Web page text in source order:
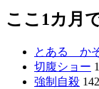
ここ1カ月
とある か
切腹ショー
強制自殺